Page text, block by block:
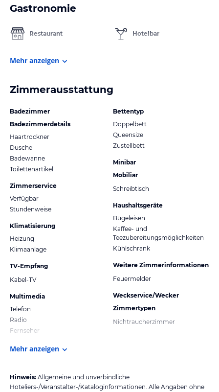
Gastronomie
Restaurant Hotelbar
Mehr anzeigen
Zimmerausstattung
Badezimmer
Badezimmerdetails
Haartrockner
Dusche
Badewanne
Toilettenartikel
Zimmerservice
Verfügbar
Stundenweise
Klimatisierung
Heizung
Klimaanlage
TV-Empfang
Kabel-TV
Multimedia
Telefon
Radio
Fernseher
Bettentyp
Doppelbett
Queensize
Zustellbett
Minibar
Mobiliar
Schreibtisch
Haushaltsgeräte
Bügeleisen
Kaffee- und
Teezubereitungsmöglichkeiten
Kühlschrank
Weitere Zimmerinformationen
Feuermelder
Weckservice/Wecker
Zimmertypen
Nichtraucherzimmer
Mehr anzeigen
Hinweis: Allgemeine und unverbindliche
Hoteliers-/Veranstalter-/Kataloginformationen. Alle Angaben ohne